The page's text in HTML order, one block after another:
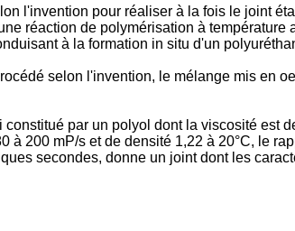
l'invention pour réaliser à la fois le joint
réaction de polymérisation à
à la formation in situ d'un
selon l'invention, le mélange mis en
par un polyol dont la viscosité est
à 200 mP/s et de densité 1,22 à 20°C, le
secondes, donne un joint dont les